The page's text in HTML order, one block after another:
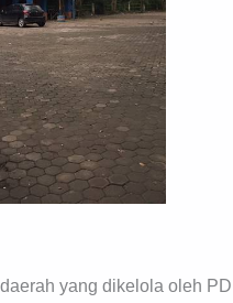
yang dikelola oleh PD